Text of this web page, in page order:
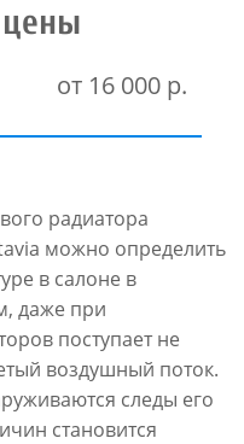
от 16 000 р.
радиатора
можно определить
в салоне в
даже при
поступает не
воздушный поток.
следы его
становится